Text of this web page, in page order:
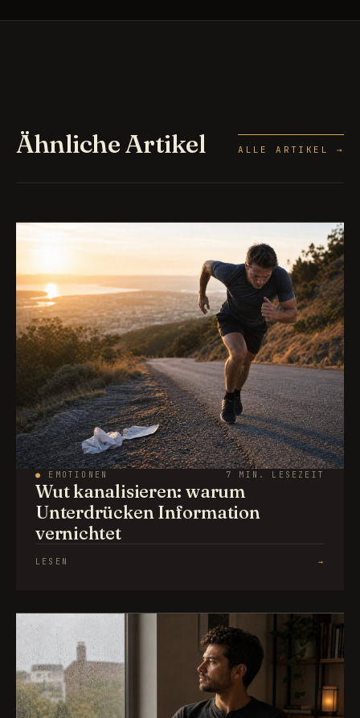
Ähnliche Artikel ALLE ARTIKEL →
● EMOTIONEN 7 MIN. LESEZEIT
Wut kanalisieren: warum
Unterdrücken Information
vernichtet
LESEN →